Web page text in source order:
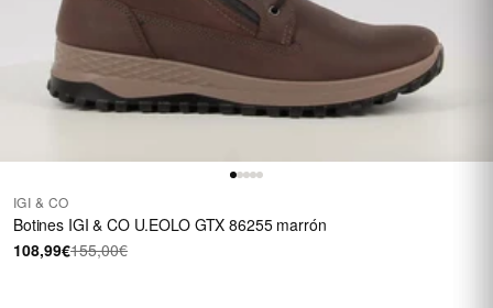
IGI & CO
Botines IGI & CO U.EOLO GTX 86255 marrón
108,99€155,00€